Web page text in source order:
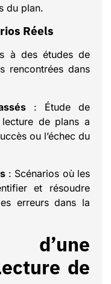
du plan.
Réels
à des études de
rencontrées dans
: Étude de
de plans a
ou l’échec du
: Scénarios où les
et résoudre
erreurs dans la
d’une
de